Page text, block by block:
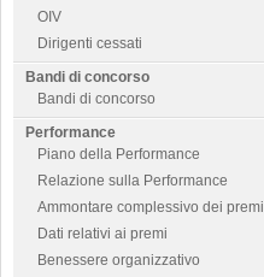
OIV
Dirigenti cessati
Bandi di concorso
Bandi di concorso
Performance
Piano della Performance
Relazione sulla Performance
Ammontare complessivo dei premi
Dati relativi ai premi
Benessere organizzativo